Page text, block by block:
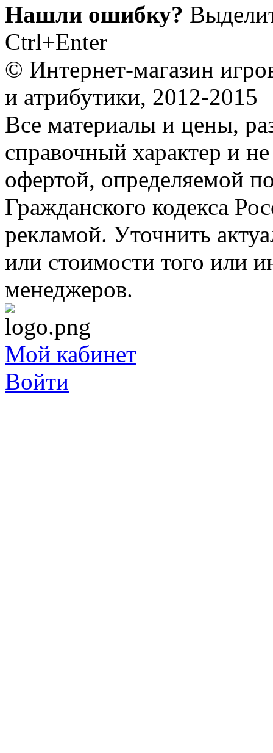
Нашли ошибку?
Ctrl+Enter
© Интернет-магазин
и атрибутики, 2012-2015
Все материалы и цены,
справочный характер и
офертой, определяемой
Гражданского кодекса
рекламой. Уточнить
или стоимости того или
менеджеров.
Мой кабинет
Войти